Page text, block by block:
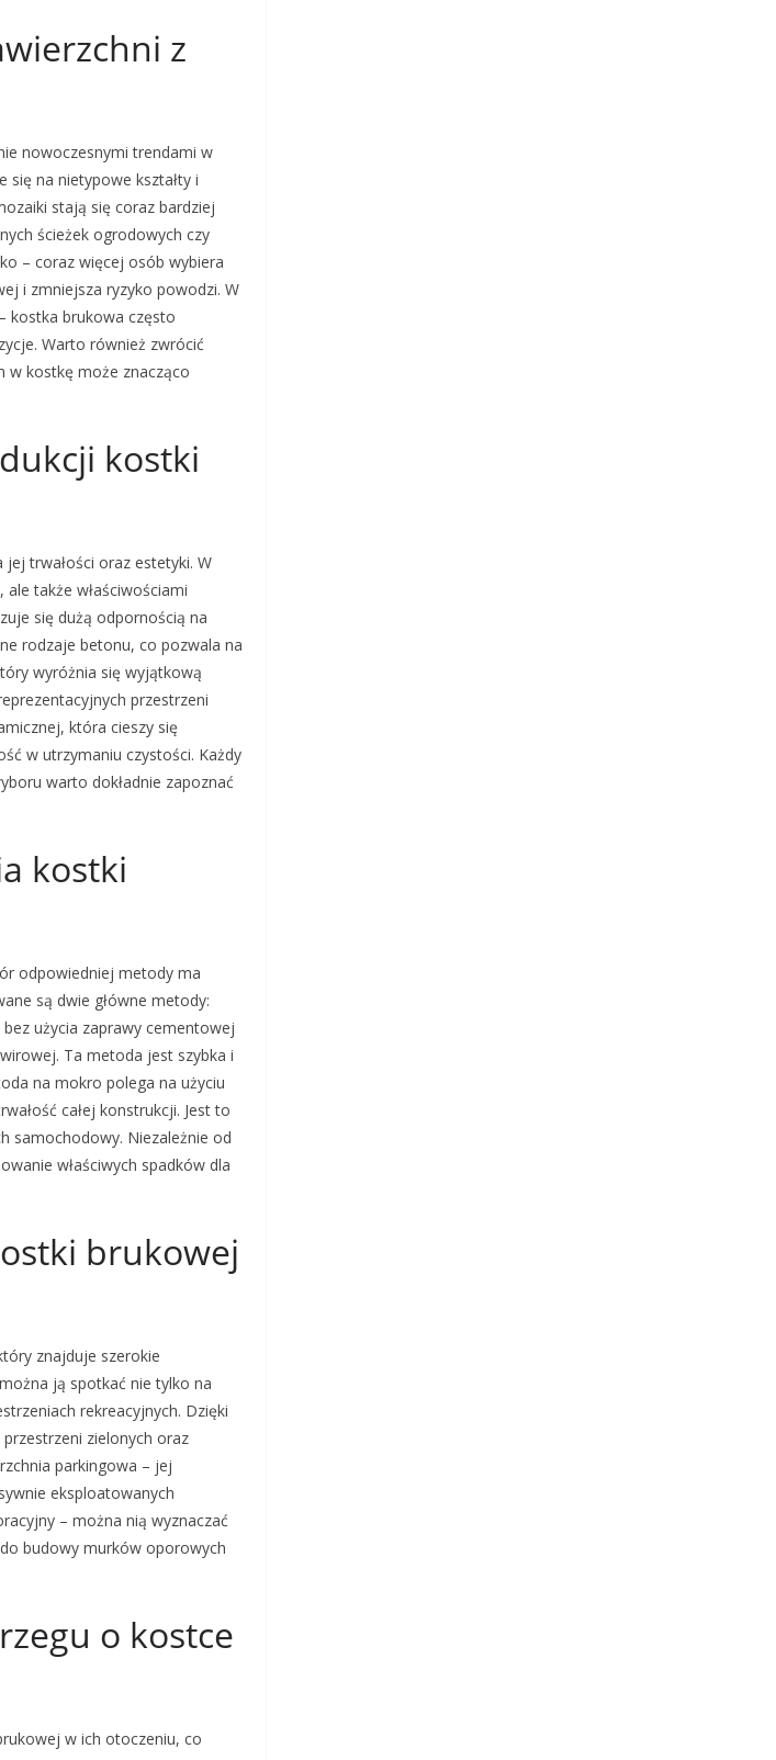
z
nowoczesnymi trendami w
na nietypowe kształty i
stają się coraz bardziej
ścieżek ogrodowych czy
– coraz więcej osób wybiera
i zmniejsza ryzyko powodzi. W
kostka brukowa często
Warto również zwrócić
w kostkę może znacząco
kostki
trwałości oraz estetyki. W
także właściwościami
się dużą odpornością na
rodzaje betonu, co pozwala na
wyróżnia się wyjątkową
przestrzeni
która cieszy się
w utrzymaniu czystości. Każdy
warto dokładnie zapoznać
kostki
odpowiedniej metody ma
są dwie główne metody:
użycia zaprawy cementowej
Ta metoda jest szybka i
na mokro polega na użyciu
całej konstrukcji. Jest to
samochodowy. Niezależnie od
właściwych spadków dla
brukowej
znajduje szerokie
ją spotkać nie tylko na
rekreacyjnych. Dzięki
zielonych oraz
parkingowa – jej
eksploatowanych
– można nią wyznaczać
budowy murków oporowych
o kostce
w ich otoczeniu, co